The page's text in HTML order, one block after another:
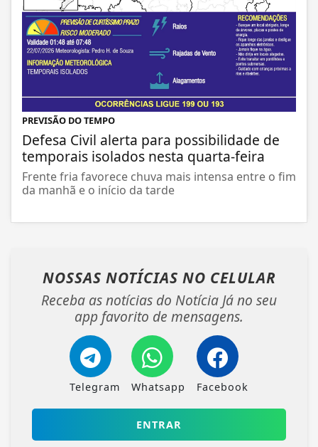
PREVISÃO DO TEMPO
Defesa Civil alerta para possibilidade de
temporais isolados nesta quarta-feira
Frente fria favorece chuva mais intensa entre o fim
da manhã e o início da tarde
NOSSAS NOTÍCIAS NO CELULAR
Receba as notícias do Notícia Já no seu
app favorito de mensagens.
Telegram Whatsapp Facebook
ENTRAR